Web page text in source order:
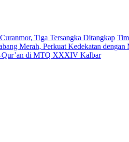
Tiga Tersangka Ditangkap
Merah, Perkuat Kedekatan dengan
Qur’an di MTQ XXXIV Kalbar